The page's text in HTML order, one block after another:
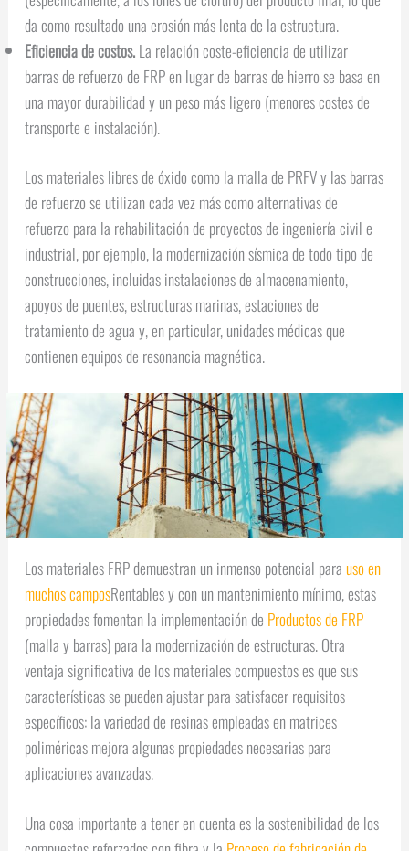
da como resultado una erosión más lenta de la estructura.
Eficiencia de costos.La relación coste-eficiencia de utilizar
barras de refuerzo de FRP en lugar de barras de hierro se basa en
una mayor durabilidad y un peso más ligero (menores costes de
transporte e instalación).
Los materiales libres de óxido como la malla de PRFV y las barras
de refuerzo se utilizan cada vez más como alternativas de
refuerzo para la rehabilitación de proyectos de ingeniería civil e
industrial, por ejemplo, la modernización sísmica de todo tipo de
construcciones, incluidas instalaciones de almacenamiento,
apoyos de puentes, estructuras marinas, estaciones de
tratamiento de agua y, en particular, unidades médicas que
contienen equipos de resonancia magnética.
Los materiales FRP demuestran un inmenso potencial parauso en
muchos camposRentables y con un mantenimiento mínimo, estas
propiedades fomentan la implementación de Productos de FRP
(malla y barras) para la modernización de estructuras. Otra
ventaja significativa de los materiales compuestos es que sus
características se pueden ajustar para satisfacer requisitos
específicos: la variedad de resinas empleadas en matrices
poliméricas mejora algunas propiedades necesarias para
aplicaciones avanzadas.
Una cosa importante a tener en cuenta es la sostenibilidad de los